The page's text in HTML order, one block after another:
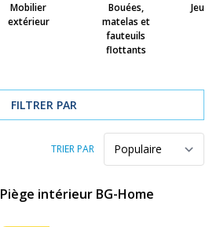
Mobilier
extérieur
Bouées,
matelas et
fauteuils
flottants
Jeux
FILTRER PAR
TRIER PAR
Piège intérieur BG-Home